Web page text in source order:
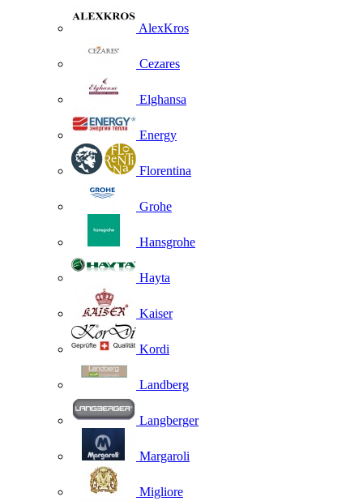
AlexKros
Cezares
Elghansa
Energy
Florentina
Grohe
Hansgrohe
Hayta
Kaiser
Kordi
Landberg
Langberger
Margaroli
Migliore